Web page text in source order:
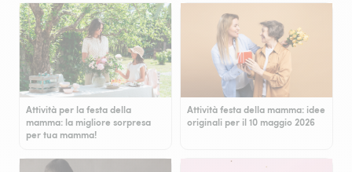
Attività per la festa della
mamma: la migliore sorpresa
per tua mamma!
Attività festa della mamma: idee
originali per il 10 maggio 2026